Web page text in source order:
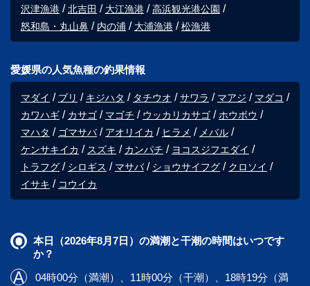
沢津漁港 北吉田 大江漁港
高浜観光港公園
怒和島・丸山鼻
内の浦 大浦漁港 松漁港
愛媛県の人気魚種の釣果情報
マダイ ブリ キジハタ タチウオ サワラ マアジ
マダコ
カワハギ
カサゴ マゴチ ウッカリカサゴ
ホウボウ
マハタ
ゴマサバ アオリイカ ヒラメ
メバル
ケンサキイカ
スズキ カンパチ
ヨコスジフエダイ
トラフグ
シロギス マサバ ショウサイフグ
クロソイ
イサキ
コウイカ
本日（2026年8月7日）の満潮と干潮の時間はいつです
か？
04時00分（満潮）、11時00分（干潮）、18時19分（満